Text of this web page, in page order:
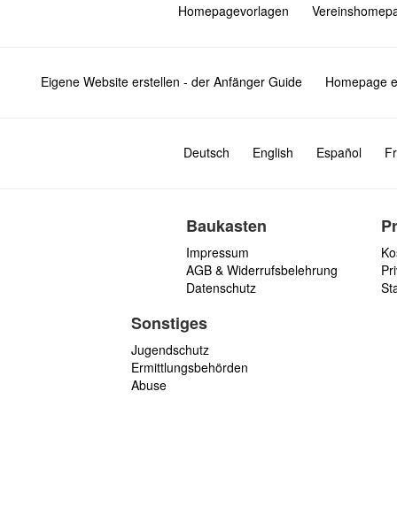
Homepagevorlagen
Eigene Website erstellen - der Anfänger Guide Homepage
Deutsch English Español
Baukasten
Impressum
AGB & Widerrufsbelehrung
Datenschutz
Sonstiges
Jugendschutz
Ermittlungsbehörden
Abuse